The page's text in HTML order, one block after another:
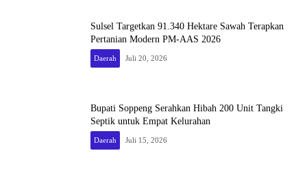
Sulsel Targetkan 91.340 Hektare Sawah Terapkan
Pertanian Modern PM-AAS 2026
Daerah Juli 20, 2026
Bupati Soppeng Serahkan Hibah 200 Unit Tangki
Septik untuk Empat Kelurahan
Daerah Juli 15, 2026